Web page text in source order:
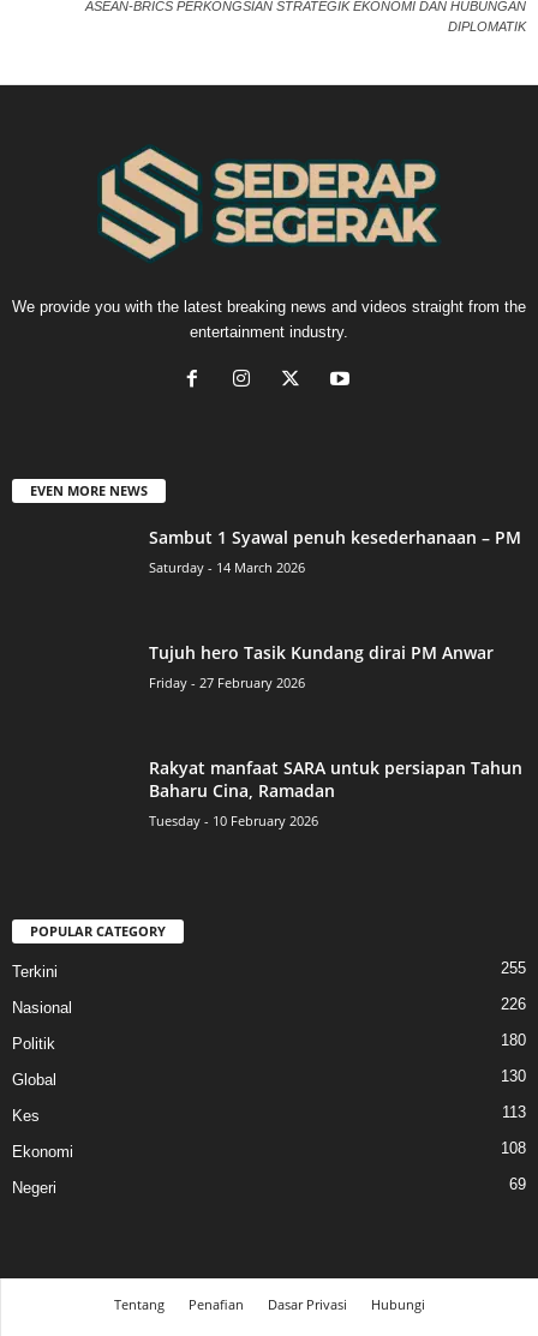
ASEAN-BRICS PERKONGSIAN STRATEGIK EKONOMI DAN HUBUNGAN
DIPLOMATIK
We provide you with the latest breaking news and videos straight from the
entertainment industry.
EVEN MORE NEWS
Sambut 1 Syawal penuh kesederhanaan – PM
Saturday - 14 March 2026
Tujuh hero Tasik Kundang dirai PM Anwar
Friday - 27 February 2026
Rakyat manfaat SARA untuk persiapan Tahun
Baharu Cina, Ramadan
Tuesday - 10 February 2026
POPULAR CATEGORY
Terkini 255
Nasional 226
Politik 180
Global 130
Kes 113
Ekonomi 108
Negeri 69
Tentang Penafian Dasar Privasi
Hubungi